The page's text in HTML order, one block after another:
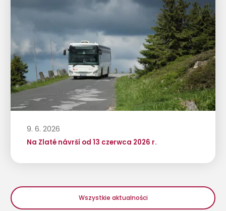
9. 6. 2026
Na Zlaté návrší od 13 czerwca 2026 r.
Wszystkie aktualności